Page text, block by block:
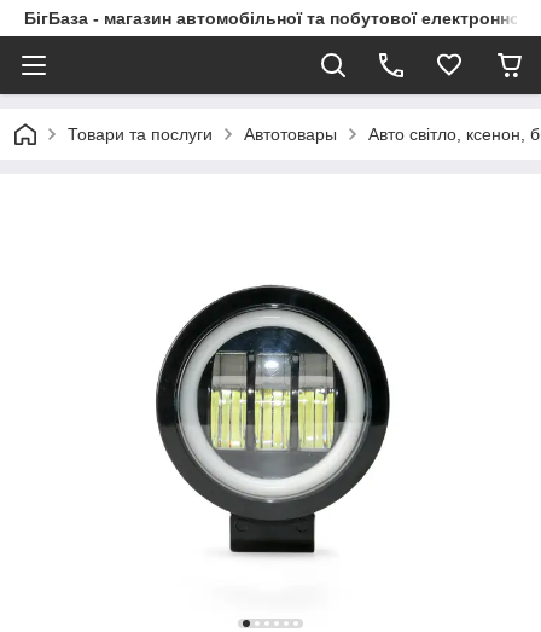
БігБаза - магазин автомобільної та побутової електронної
Товари та послуги Автотовары Авто світло, ксенон,